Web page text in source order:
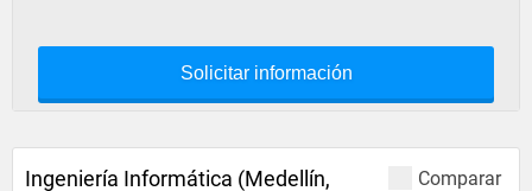
Solicitar información
Comparar
Ingeniería Informática (Medellín,